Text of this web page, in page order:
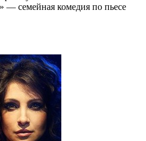
— семейная комедия по пьесе